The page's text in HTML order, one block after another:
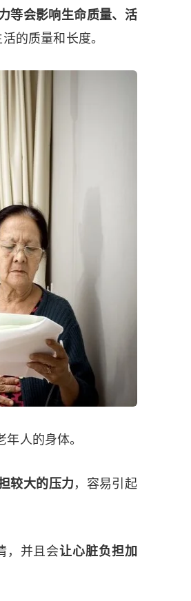
等会影响生命质量、活
的质量和长度。
人的身体。
较大的压力，容易引起
，并且会让心脏负担加